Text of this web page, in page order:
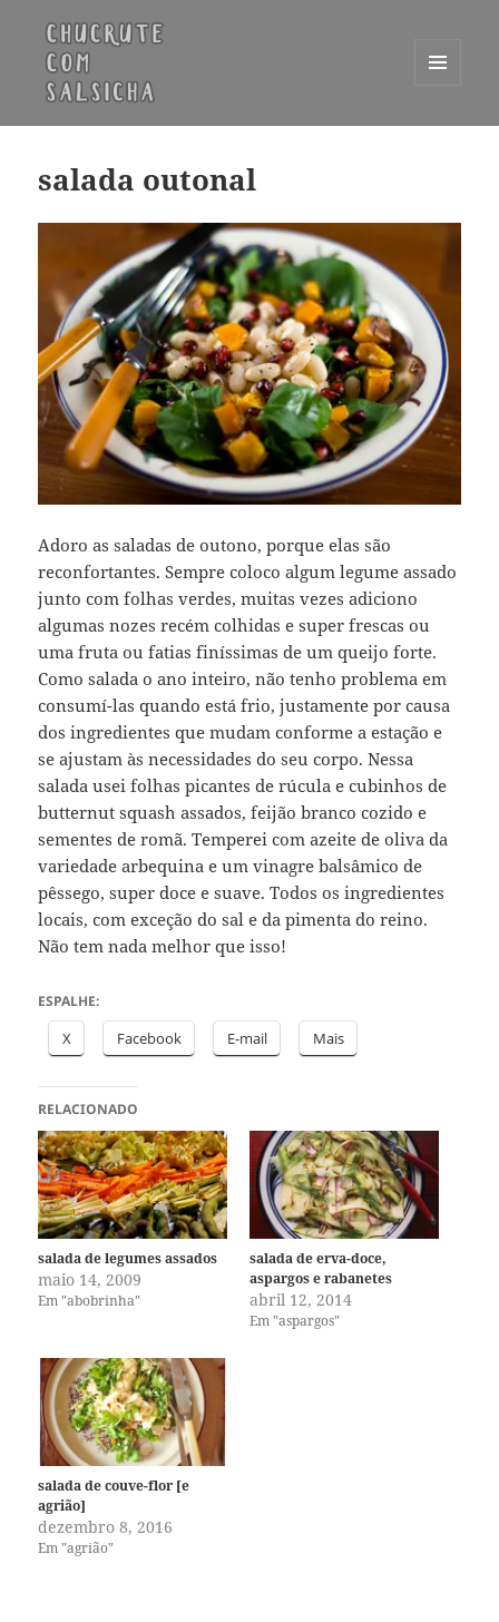
WIDGETS
salada outonal
Adoro as saladas de outono, porque elas são
reconfortantes. Sempre coloco algum legume assado
junto com folhas verdes, muitas vezes adiciono
algumas nozes recém colhidas e super frescas ou
uma fruta ou fatias finíssimas de um queijo forte.
Como salada o ano inteiro, não tenho problema em
consumí-las quando está frio, justamente por causa
dos ingredientes que mudam conforme a estação e
se ajustam às necessidades do seu corpo. Nessa
salada usei folhas picantes de rúcula e cubinhos de
butternut squash assados, feijão branco cozido e
sementes de romã. Temperei com azeite de oliva da
variedade arbequina e um vinagre balsâmico de
pêssego, super doce e suave. Todos os ingredientes
locais, com exceção do sal e da pimenta do reino.
Não tem nada melhor que isso!
ESPALHE:
X Facebook E-mail Mais
RELACIONADO
salada de legumes assados
maio 14, 2009
Em "abobrinha"
salada de erva-doce,
aspargos e rabanetes
abril 12, 2014
Em "aspargos"
salada de couve-flor [e
agrião]
dezembro 8, 2016
Em "agrião"